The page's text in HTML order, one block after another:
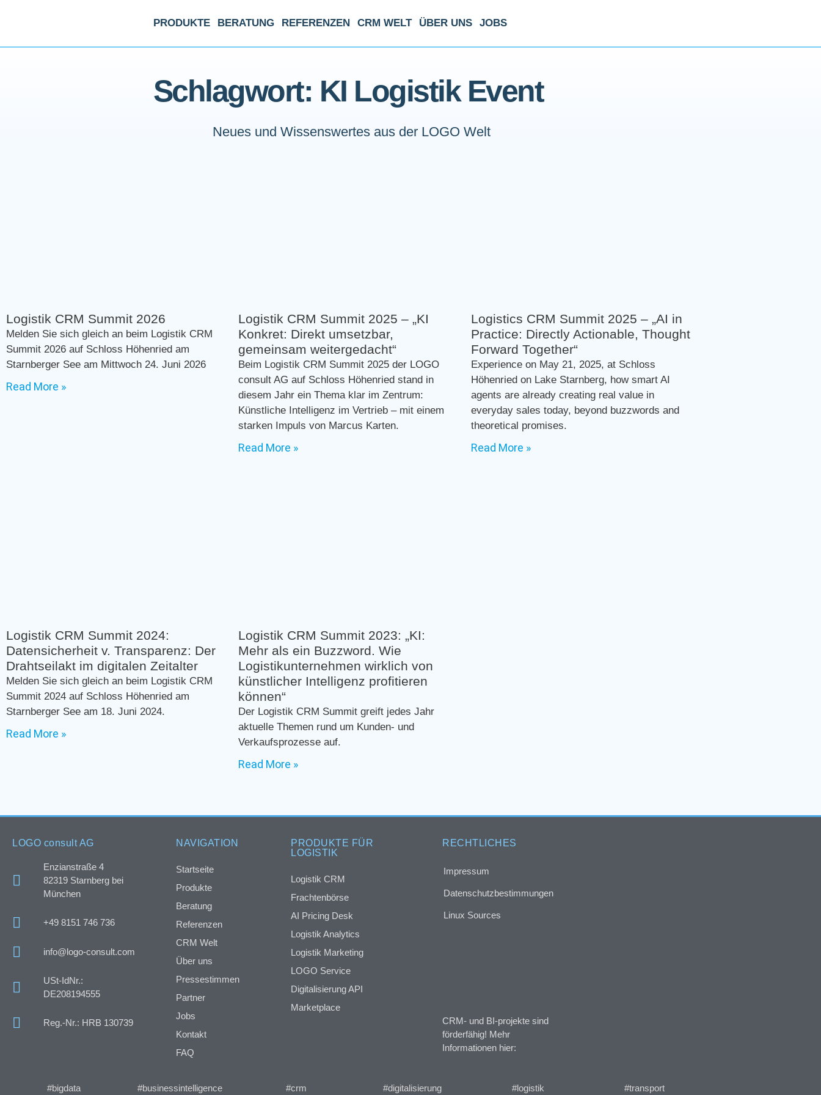
PRODUKTE BERATUNG REFERENZEN CRM WELT ÜBER UNS JOBS
Schlagwort: KI Logistik Event
Neues und Wissenswertes aus der LOGO Welt
Logistik CRM Summit 2026
Melden Sie sich gleich an beim Logistik CRM
Summit 2026 auf Schloss Höhenried am
Starnberger See am Mittwoch 24. Juni 2026
Read More »
Logistik CRM Summit 2025 – „KI
Konkret: Direkt umsetzbar,
gemeinsam weitergedacht“
Beim Logistik CRM Summit 2025 der LOGO
consult AG auf Schloss Höhenried stand in
diesem Jahr ein Thema klar im Zentrum:
Künstliche Intelligenz im Vertrieb – mit einem
starken Impuls von Marcus Karten.
Read More »
Logistics CRM Summit 2025 – „AI in
Practice: Directly Actionable, Thought
Forward Together“
Experience on May 21, 2025, at Schloss
Höhenried on Lake Starnberg, how smart AI
agents are already creating real value in
everyday sales today, beyond buzzwords and
theoretical promises.
Read More »
Logistik CRM Summit 2024:
Datensicherheit v. Transparenz: Der
Drahtseilakt im digitalen Zeitalter
Melden Sie sich gleich an beim Logistik CRM
Summit 2024 auf Schloss Höhenried am
Starnberger See am 18. Juni 2024.
Read More »
Logistik CRM Summit 2023: „KI:
Mehr als ein Buzzword. Wie
Logistikunternehmen wirklich von
künstlicher Intelligenz profitieren
können“
Der Logistik CRM Summit greift jedes Jahr
aktuelle Themen rund um Kunden- und
Verkaufsprozesse auf.
Read More »
LOGO consult AG
Enzianstraße 4
82319 Starnberg bei
München
+49 8151 746 736
info@logo-consult.com
USt-IdNr.:
DE208194555
Reg.-Nr.: HRB 130739
NAVIGATION
Startseite
Produkte
Beratung
Referenzen
CRM Welt
Über uns
Pressestimmen
Partner
Jobs
Kontakt
FAQ
PRODUKTE FÜR
LOGISTIK
Logistik CRM
Frachtenbörse
AI Pricing Desk
Logistik Analytics
Logistik Marketing
LOGO Service
Digitalisierung API
Marketplace
RECHTLICHES
Impressum
Datenschutzbestimmungen
Linux Sources
CRM- und BI-projekte sind
förderfähig! Mehr
Informationen hier:
#bigdata #businessintelligence #crm #digitalisierung #logistik #transport